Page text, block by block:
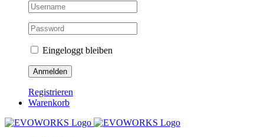
Eingeloggt bleiben
Registrieren
Warenkorb